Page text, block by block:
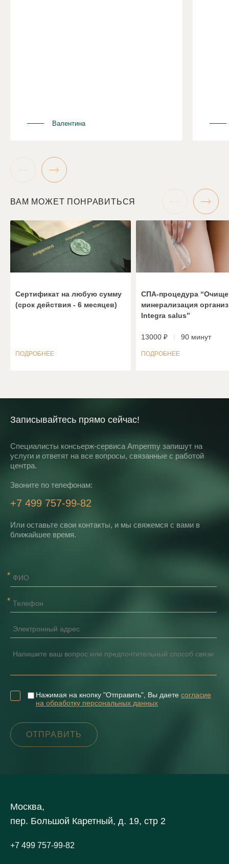
обертывания;
- прием левотироксина;
- аутоиммунные заболевания;
Валентина
ВАМ МОЖЕТ ПОНРАВИТЬСЯ
Сертификат на любую сумму
(срок действия - 6 месяцев)
ПОДРОБНЕЕ
СПА-процедура
минерализация
Integra salus”
13000 ₽ 90 минут
ПОДРОБНЕЕ
Записывайтесь прямо сейчас!
Специалисты консьерж-сервиса Ampermy запишут на
услуги и ответят на все вопросы, связанные с работой
центра.
Звоните по телефонам:
+7 499 757-99-82
Или оставьте свои контакты, и мы свяжемся с вами в
ближайшее время.
Нажимая на кнопку "Отправить", Вы даете согласие
на обработку персональных данных
Москва,
пер. Большой Каретный, д. 19, стр 2
+7 499 757-99-82